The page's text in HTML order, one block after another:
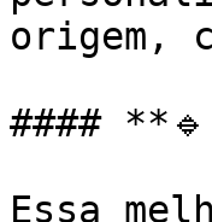
origem,
####
Essa